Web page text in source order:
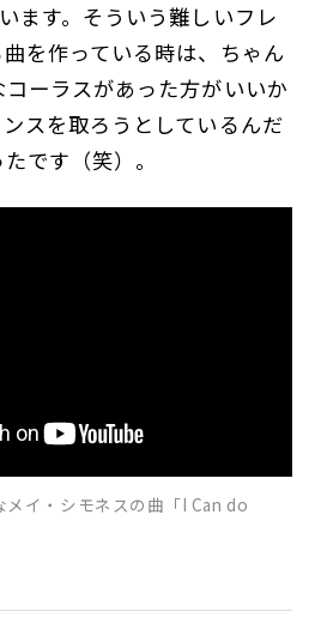
ます。そういう難しいフレ
を作っている時は、ちゃん
ーラスがあった方がいいか
スを取ろうとしているんだ
です（笑）。
メイ・シモネスの曲「I Can do